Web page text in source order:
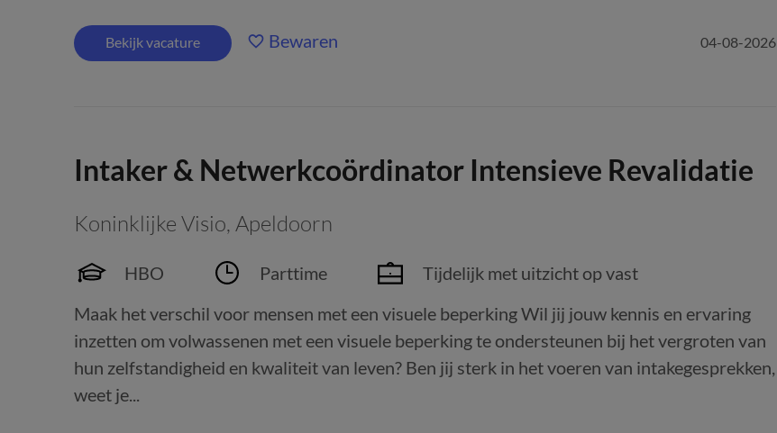
Bekijk vacature Bewaren 04-08-2026
Intaker & Netwerkcoördinator Intensieve Revalidatie
Koninklijke Visio, Apeldoorn
HBO Parttime
Tijdelijk met uitzicht op vast
Maak het verschil voor mensen met een visuele beperking Wil jij jouw kennis en ervaring
inzetten om volwassenen met een visuele beperking te ondersteunen bij het vergroten van
hun zelfstandigheid en kwaliteit van leven? Ben jij sterk in het voeren van intakegesprekken,
weet je...